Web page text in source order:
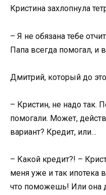
Кристина захлопнула
– Я не обязана тебе
Папа всегда помогал, и
Дмитрий, который до
– Кристин, не надо так.
помогали. Может,
вариант? Кредит, или…
– Какой кредит?! –
меня уже и так ипотека
что поможешь! Или она